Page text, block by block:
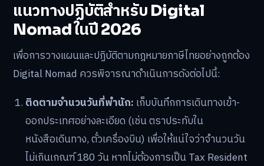
แนวทางปฏิบัติสำหรับ Digital
Nomad ในปี 2026
เพื่อการวางแผนและปฏิบัติตามกฎหมายภาษีไทยอย่างถูกต้อง
Digital Nomad ควรพิจารณาดำเนินการดังต่อไปนี้:
ติดตามจำนวนวันที่พำนัก: เก็บบันทึกการเดินทางเข้า-
ออกประเทศอย่างละเอียด (เช่น ตราประทับใน
หนังสือเดินทาง, ตั๋วเครื่องบิน) เพื่อให้แน่ใจว่าจำนวนวัน
ไม่เกินเกณฑ์ 180 วัน หากไม่ต้องการเป็น Tax Resident